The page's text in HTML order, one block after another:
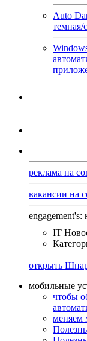
Auto
темная/
реклама на
вакансии на
engagement's:
IT
открыть
мобильные
чтобы
меняем